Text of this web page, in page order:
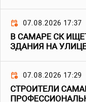
07.08.2026 17:37
В САМАРЕ СК
ЗДАНИЯ НА
07.08.2026 17:29
СТРОИТЕЛИ